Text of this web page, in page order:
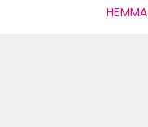
HEMMA